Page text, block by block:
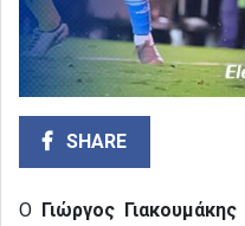
SHARE
Ο Γιώργος Γιακουμάκης